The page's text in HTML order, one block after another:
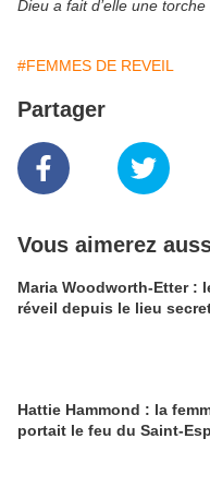
Dieu a fait d’elle une
#FEMMES DE REVEIL
Partager
Vous aimerez
Maria Woodworth-Etter : le feu du
réveil depuis le lieu
Hattie Hammond : la
portait le feu du Saint-